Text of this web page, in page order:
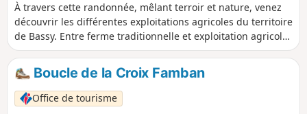
À travers cette randonnée, mêlant terroir et nature, venez
découvrir les différentes exploitations agricoles du territoire
de Bassy. Entre ferme traditionnelle et exploitation agricole
la plus moderne, c’est un voyage à travers le temps et le
paysage rural que nous vous proposons.
Boucle de la Croix Famban
Office de tourisme